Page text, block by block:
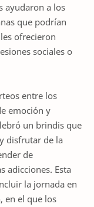
ayudaron a los
que podrían
ofrecieron
sociales o
entre los
emoción y
un brindis que
disfrutar de la
de
adicciones. Esta
la jornada en
en el que los